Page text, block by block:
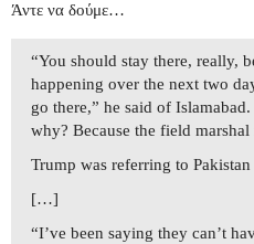
Άντε να δούμε…
“You should stay there, really,
happening over the next two
go there,” he said of
why? Because the field
Trump was referring to
[…]
“I’ve been saying they can’t